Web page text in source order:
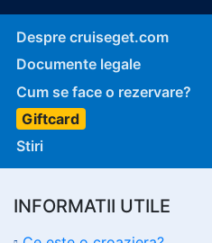
Despre cruiseget.com
Documente legale
Cum se face o rezervare?
Giftcard
Stiri
INFORMATII UTILE